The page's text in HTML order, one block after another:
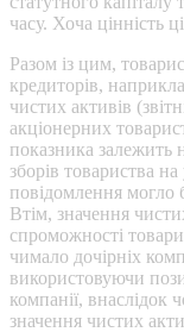
часу. Хоча цінність
Разом із цим,
кредиторів,
чистих активів
акціонерних
показника залежить
зборів товариства
повідомлення могло
Втім, значення
спроможності
чимало дочірніх
використовуючи
компанії, внаслідок
значення чистих